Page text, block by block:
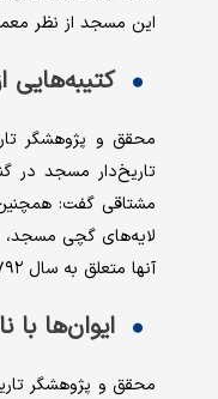
این مسجد از نظر
محقق و پژوهشگر
لایه‌های گچی مسجد،
آنها متعلق به سال ۷۹۲ هجری قمری است.
ایوان‌ها با
محقق و پژوهشگر